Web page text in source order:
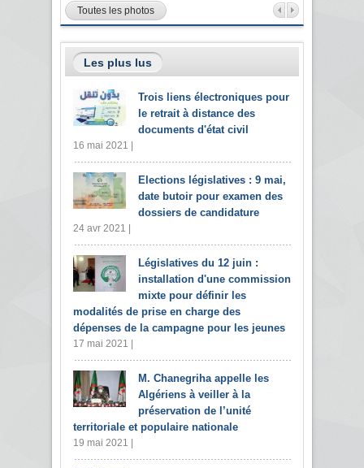
Toutes les photos
Les plus lus
Trois liens électroniques pour
le retrait à distance des
documents d'état civil
16 mai 2021 |
Elections législatives : 9 mai,
date butoir pour examen des
dossiers de candidature
24 avr 2021 |
Législatives du 12 juin :
installation d'une commission
mixte pour définir les
modalités de prise en charge des
dépenses de la campagne pour les jeunes
17 mai 2021 |
M. Chanegriha appelle les
Algériens à veiller à la
préservation de l’unité
territoriale et populaire nationale
19 mai 2021 |